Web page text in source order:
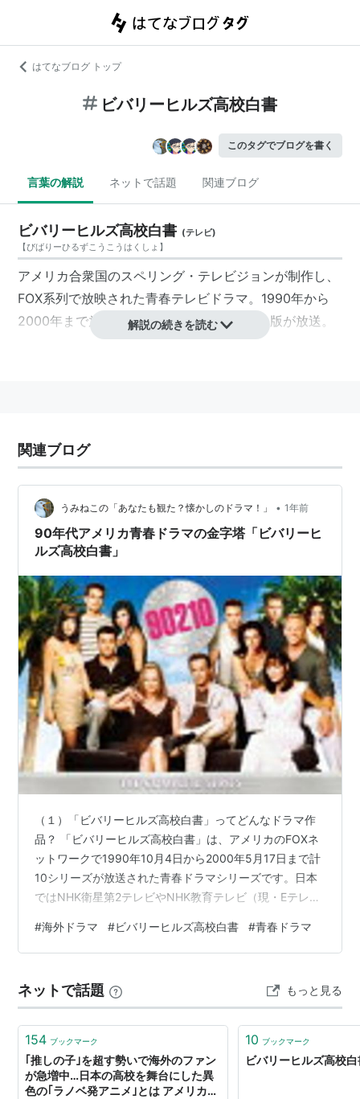
はてなブログ トップ
ビバリーヒルズ高校白書
このタグでブログを書く
言葉の解説 ネットで話題 関連ブログ
ビバリーヒルズ高校白書 (テレビ)
【びばりーひるずこうこうはくしょ 】
アメリカ合衆国のスペリング・テレビジョンが制作し、
FOX系列で放映された青春テレビドラマ。1990年から
2000年まで放送。日本でもNHKで吹き替え版が放送。
略称は『ビバヒル』。
が放送されている。
寒冷なミネソタ州ミネアポリスから温暖で華やかな上流
家庭の子弟が多く住むカリフォルニア州ビバリーヒルズ
と一緒に引っ越し、ウェストビバリーハイスクールに転
校するところから始まる。主人公の双子とそのまわりの
友人たちとの思春期から青年期にかけての恋愛、悩み、
離婚・再婚や親の犯罪といった複雑な家庭事情、ドラッ
グ・銃・自殺・人種差別などの現代の米国を象徴する社
会問題と葛藤を描いた点がリアリティあるアメリカの若
者像として評価を受け、世界的に人気を呼んだ。
解説の続きを読む
関連ブログ
うみねこの「あなたも観た？懐かしのドラマ！」 • 1年前
90年代アメリカ青春ドラマの金字塔「ビバリーヒ
ルズ高校白書」
（１）「ビバリーヒルズ高校白書」ってどんなドラマ作
品？ 「ビバリーヒルズ高校白書」は、アメリカのFOXネ
ットワークで1990年10月4日から2000年5月17日まで計
10シリーズが放送された青春ドラマシリーズです。日本
ではNHK衛星第2テレビやNHK教育テレビ（現・Eテレ）
「ビバリーヒルズ青春白書」として続編が紹介されまし
た。 このドラマは、アメリカ・カリフォルニア州の高級
愛、人間関係、社会問題をリアルに描いた作品として知
られています。 最大の見どころは、「おしゃれで華やか
な青春」と「重厚な社会派…
#海外ドラマ #ビバリーヒルズ高校白書 #青春ドラマ
ネットで話題 もっと見る
154 ブックマーク
｢推しの子｣を超す勢いで海外のファン
が急増中…日本の高校を舞台にした異
色の｢ラノベ発アニメ｣とは アメリカ人
10 ブックマーク
ビバリーヒルズ高校